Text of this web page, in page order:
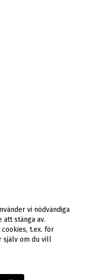
vi nödvändiga
att stänga av.
t.ex. för
själv om du vill